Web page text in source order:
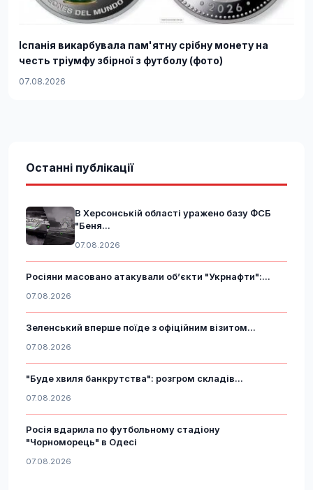
Іспанія викарбувала пам'ятну срібну монету на
честь тріумфу збірної з футболу (фото)
07.08.2026
Останні публікації
В Херсонській області уражено базу ФСБ
"Беня...
07.08.2026
Росіяни масовано атакували обʼєкти "Укрнафти":...
07.08.2026
Зеленський вперше поїде з офіційним візитом...
07.08.2026
"Буде хвиля банкрутства": розгром складів...
07.08.2026
Росія вдарила по футбольному стадіону
"Чорноморець" в Одесі
07.08.2026